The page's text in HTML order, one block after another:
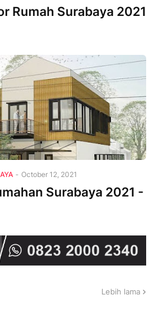
Rumah Surabaya 2021
- October 12, 2021
Surabaya 2021 -
Lebih lama